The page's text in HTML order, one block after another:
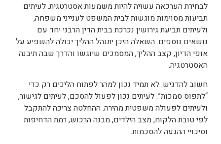
לבחירת הערכאה עשויה להיות משמעות אסטרטגית. לעיתים
תביעות מסוימות מוגשות לבית המשפט לענייני משפחה,
ולעיתים תביעת גירושין נכרכת בבית הדין הרבני יחד עם
נושאים נוספים. השאלה היכן יתנהל ההליך יכולה להשפיע על
אופי הדיון, קצב ההליך, המסמכים שיוגשו והדרך שבה תיבנה
האסטרטגיה.
חשוב להדגיש: לא תמיד נכון למהר לפתוח הליכים רק כדי
“לתפוס סמכות”. לעיתים נכון לפעול להסכם, לעיתים לגישור,
ולעיתים לפעולה משפטית מהירה. ההחלטה צריכה להתקבל
לפי טובת הלקוח, מצב הילדים, מבנה הרכוש, רמת הדחיפות
וסיכויי ההגעה להסכמות.